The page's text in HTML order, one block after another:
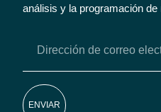
análisis y la programación
ENVIAR